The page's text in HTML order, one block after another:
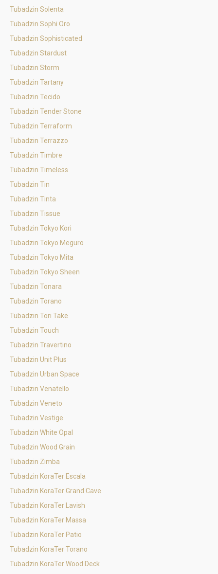
Tubadzin Solenta
Tubadzin Sophi Oro
Tubadzin Sophisticated
Tubadzin Stardust
Tubadzin Storm
Tubadzin Tartany
Tubadzin Tecido
Tubadzin Tender Stone
Tubadzin Terraform
Tubadzin Terrazzo
Tubadzin Timbre
Tubadzin Timeless
Tubadzin Tin
Tubadzin Tinta
Tubadzin Tissue
Tubadzin Tokyo Kori
Tubadzin Tokyo Meguro
Tubadzin Tokyo Mita
Tubadzin Tokyo Sheen
Tubadzin Tonara
Tubadzin Torano
Tubadzin Tori Take
Tubadzin Touch
Tubadzin Travertino
Tubadzin Unit Plus
Tubadzin Urban Space
Tubadzin Venatello
Tubadzin Veneto
Tubadzin Vestige
Tubadzin White Opal
Tubadzin Wood Grain
Tubadzin Zimba
Tubadzin KoraTer Escala
Tubadzin KoraTer Grand Cave
Tubadzin KoraTer Lavish
Tubadzin KoraTer Massa
Tubadzin KoraTer Patio
Tubadzin KoraTer Torano
Tubadzin KoraTer Wood Deck